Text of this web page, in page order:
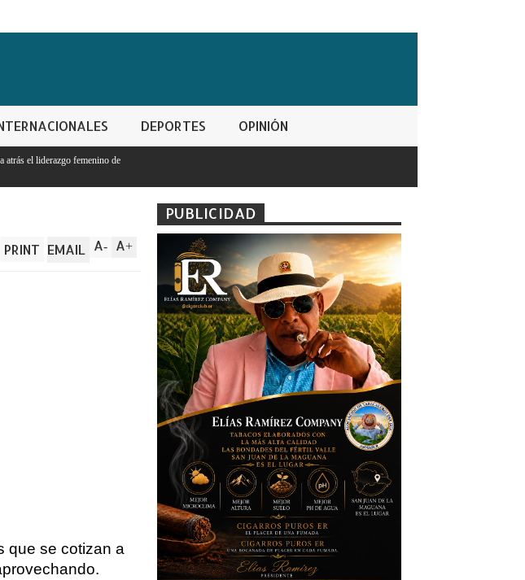
DEPORTES OPINIÓN
A+
A-
PRINT EMAIL
que se cotizan a
PUBLICIDAD